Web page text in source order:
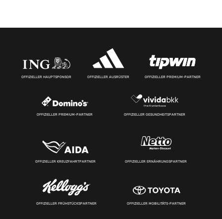
OFFIZIELLER HAUPTSPONSOR OFFIZIELLER AUSRÜSTER OFFIZIELLER PREMIUM-PARTNER
OFFIZIELLER PREMIUM-PARTNER OFFIZIELLER GESUNDHEITSPARTNER
OFFIZIELLER KREUZFAHRTPARTNER OFFIZIELLER ERNÄHRUNGSPARTNER
OFFIZIELLER FRÜHSTÜCKSPARTNER OFFIZIELLER MOBILITÄTS-PARTNER